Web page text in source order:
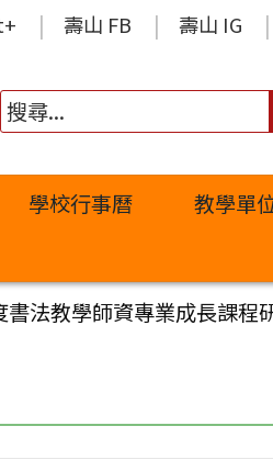
壽山 FB 壽山 IG
學校行事曆 教學單
法教學師資專業成長課程